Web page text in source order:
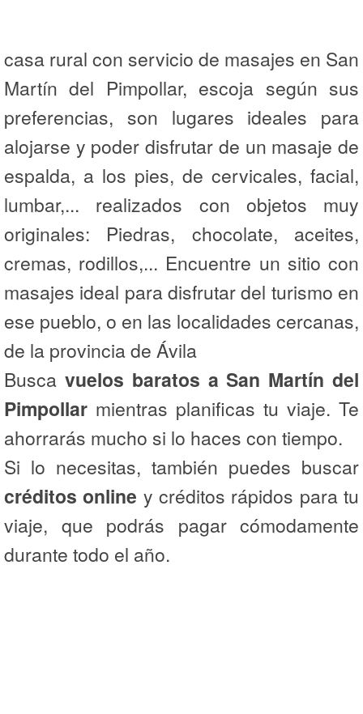
casa rural con servicio de masajes en San
Martín del Pimpollar, escoja según sus
preferencias, son lugares ideales para
alojarse y poder disfrutar de un masaje de
espalda, a los pies, de cervicales, facial,
lumbar,... realizados con objetos muy
originales: Piedras, chocolate, aceites,
cremas, rodillos,... Encuentre un sitio con
masajes ideal para disfrutar del turismo en
ese pueblo, o en las localidades cercanas,
de la provincia de Ávila
Busca vuelos baratos a San Martín del
Pimpollar mientras planificas tu viaje. Te
ahorrarás mucho si lo haces con tiempo.
Si lo necesitas, también puedes buscar
créditos online y créditos rápidos para tu
viaje, que podrás pagar cómodamente
durante todo el año.